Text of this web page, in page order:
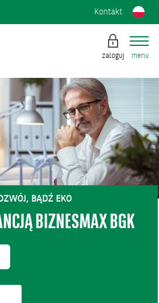
Kontakt
zaloguj menu
BĄDŹ EKO
BIZNESMAX BGK